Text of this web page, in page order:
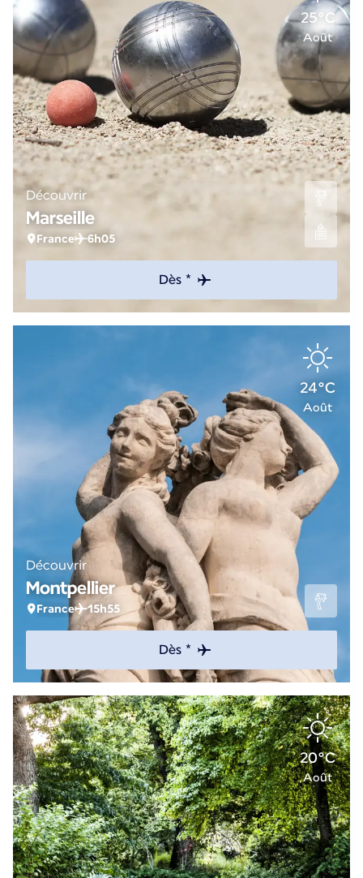
25°C
Août
Découvrir
Marseille
France 6h05
Dès *
24°C
Août
Découvrir
Montpellier
France 15h55
Dès *
20°C
Août